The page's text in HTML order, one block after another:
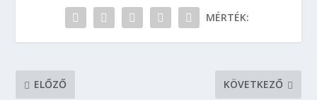
MÉRTÉK:
ELŐZŐ KÖVETKEZŐ